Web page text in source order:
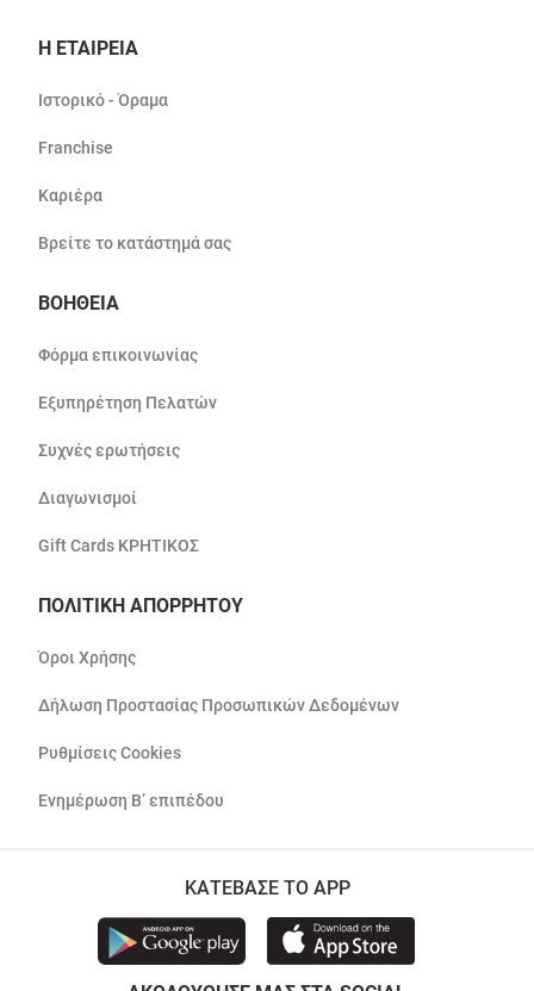
Η ΕΤΑΙΡΕΙΑ
Ιστορικό - Όραμα
Franchise
Καριέρα
Βρείτε το κατάστημά σας
ΒΟΗΘΕΙΑ
Φόρμα επικοινωνίας
Εξυπηρέτηση Πελατών
Συχνές ερωτήσεις
Διαγωνισμοί
Gift Cards ΚΡΗΤΙΚΟΣ
ΠΟΛΙΤΙΚΗ ΑΠΟΡΡΗΤΟΥ
Όροι Χρήσης
Δήλωση Προστασίας Προσωπικών Δεδομένων
Ρυθμίσεις Cookies
Ενημέρωση Β’ επιπέδου
ΚΑΤΕΒΑΣΕ ΤΟ APP